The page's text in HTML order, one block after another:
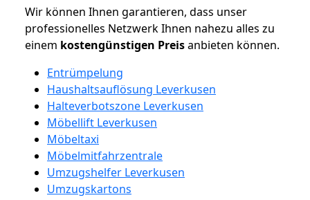
Wir können Ihnen garantieren, dass unser
professionelles Netzwerk Ihnen nahezu alles zu
einem kostengünstigen Preisanbieten können.
Entrümpelung
Haushaltsauflösung Leverkusen
Halteverbotszone Leverkusen
Möbellift Leverkusen
Möbeltaxi
Möbelmitfahrzentrale
Umzugshelfer Leverkusen
Umzugskartons